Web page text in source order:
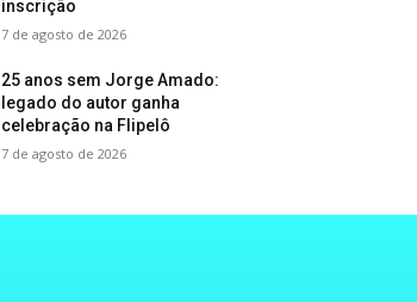
inscrição
7 de agosto de 2026
25 anos sem Jorge Amado:
legado do autor ganha
celebração na Flipelô
7 de agosto de 2026